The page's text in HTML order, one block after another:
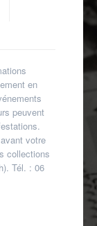
en
peuvent
votre
collections
Tél. : 06